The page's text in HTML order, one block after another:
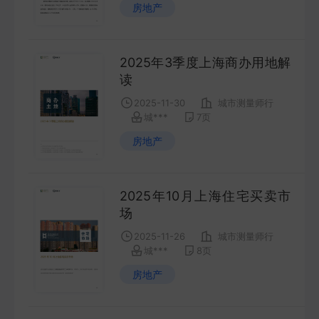
金工量化 房地产
2025年3季度上海商办用地解
读
2025-11-30
城市测量师行
城***
7 页
房地产
2025年10月上海住宅买卖市
场
2025-11-26
城市测量师行
城***
8 页
房地产